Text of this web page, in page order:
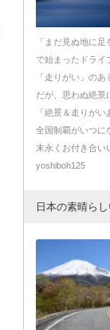
「まだ見ぬ地に
で始まったドライ
「走りがい」の
だが、思わぬ絶景
「絶景＆走りが
全国制覇がいつに
末永くお付き合い
yoshiboh125
日本の素晴ら